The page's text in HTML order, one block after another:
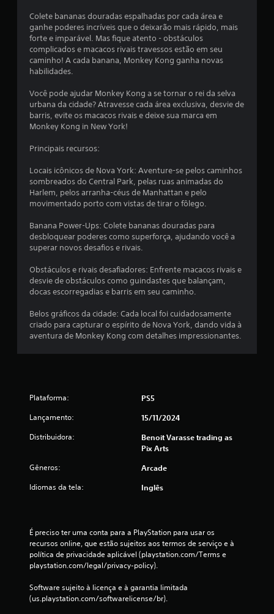
t
a
e
3
c
a
s
i
a
Colete bananas douradas espalhadas por cada área e
ganhe poderes incríveis que o deixarão mais rápido, mais
forte e imparável. Mas fique atento - obstáculos
complicados e macacos rivais travessos estão em seu
caminho! A cada banana, Monkey Kong ganha novas
habilidades.
Você pode ajudar Monkey Kong a se tornar o rei da selva
urbana da cidade? Atravesse cada área exclusiva, desvie de
barris, evite os macacos rivais e deixe sua marca em
Monkey Kong in New York!
Principais recursos:
Locais icônicos de Nova York: Aventure-se pelos caminhos
sombreados do Central Park, pelas ruas animadas do
Harlem, pelos arranha-céus de Manhattan e pelo
movimentado porto com vistas de tirar o fôlego.
Banana Power-Ups: Colete bananas douradas para
desbloquear poderes como superforça, ajudando você a
superar novos desafios e rivais.
Obstáculos e rivais desafiadores: Enfrente macacos rivais e
desvie de obstáculos como guindastes que balançam,
docas escorregadias e barris em seu caminho.
Belos gráficos da cidade: Cada local foi cuidadosamente
criado para capturar o espírito de Nova York, dando vida à
aventura de Monkey Kong com detalhes impressionantes.
Plataforma: PS5
Lançamento: 15/11/2024
Distribuidora:
Benoit Varasse trading as
Pix Arts
Gêneros: Arcade
Idiomas da tela: Inglês
É preciso ter uma conta para a PlayStation para usar os
recursos online, que estão sujeitos aos termos de serviço e à
política de privacidade aplicável (playstation.com/Terms e
playstation.com/legal/privacy-policy).
Software sujeito à licença e à garantia limitada
(us.playstation.com/softwarelicense/br).